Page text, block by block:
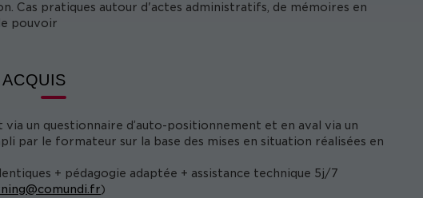
Cas pratiques autour d'actes administratifs, de mémoires en
pouvoir
via un questionnaire d’auto-positionnement et en aval via un
par le formateur sur la base des mises en situation réalisées en
+ pédagogie adaptée + assistance technique 5j/7
)